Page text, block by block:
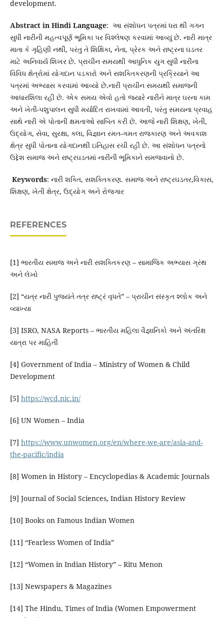
development.
Abstract in Hindi Language: આ સંશોધન પત્રમાં ધરા થી ગગન
સુધી નારીની મહત્વપૂર્ણ ભૂમિકા પર વિશ્લેષણ કરવામાં આવ્યું છે. નારી માત્ર
માતા કે ગૃહિણી નથી, પરંતુ તે શિક્ષિકા, નેતા, પ્રેરક અને રાષ્ટ્રના ઘડતર
માટે અનિવાર્ય શિખર છે. પ્રાચીન સમયથી આધુનિક યુગ સુધી નારીના
વિવિધ ક્ષેત્રોમાં યોગદાન પડકારો અને સશક્તિકરણની પ્રક્રિયાને આ
પત્રમાં અભ્યાસ કરવામાં આવ્યો છે.નારી પ્રાચીન સમયથી સમાજની
આધારશિલા રહી છે. એક સમય એવો હતો જ્યારે નારીને માત્ર ઘરના કામ
અને ખેતી-પશુપાલન સુધી મર્યાદિત રાખવામાં આવતી, પરંતુ સમયના પ્રવાહ
સાથે નારી એ પોતાની ક્ષમતાઓ સાબિત કરી છે. આજે નારી શિક્ષણ, ખેતી,
ઉદ્યોગ, સેવા, સુરક્ષા, ક્લા, વિજ્ઞાન રમત-ગમત રાજકારણ અને અવકાશ
ક્ષેત્ર સુધી પોતાના યોગદાનથી ઇતિહાસ રચી રહી છે. આ સંશોધન પત્રનો
ઉદ્દેશ સમાજ અને રાષ્ટ્રઘડતમાં નારીની ભૂમિકાને સમજવાનો છે.
Keywords: નારી શક્તિ, સશક્તિકરણ. સમાજ અને રાષ્ટ્રઘડતર,વિકાસ,
શિક્ષણ, ખેતી ક્ષેત્ર, ઉદ્યોગ અને રોજગાર
REFERENCES
[1] ભારતીય સમાજ અને નારી સશક્તિકરણ – સામાજિક અભ્યાસ ગ્રંથ
અને લેખો
[2] “યત્ર નારી પુજ્યંતે તત્ર રાષ્ટ્રં વૃધતે” – પ્રાચીન સંસ્કૃત શ્લોક અને
વ્યાખ્યા
[3] ISRO, NASA Reports – ભારતીય મહિલા વૈજ્ઞાનિકો અને અંતરિક્ષ
યાત્રા પર માહિતી
[4] Government of India – Ministry of Women & Child
Development
[5] https://wcd.nic.in/
[6] UN Women – India
[7] https://www.unwomen.org/en/where-we-are/asia-and-
the-pacific/india
[8] Women in History – Encyclopedias & Academic Journals
[9] Journal of Social Sciences, Indian History Review
[10] Books on Famous Indian Women
[11] “Fearless Women of India”
[12] “Women in Indian History” – Ritu Menon
[13] Newspapers & Magazines
[14] The Hindu, Times of India (Women Empowerment